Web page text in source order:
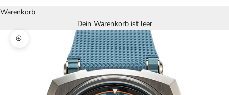
Warenkorb
Dein Warenkorb ist leer
Bild vergrößern